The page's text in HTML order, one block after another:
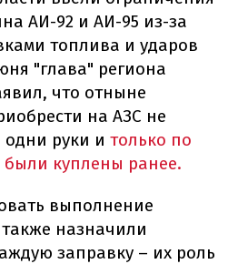
АИ-92 и АИ-95 из-за
топлива и ударов
"глава" региона
что отныне
на АЗС не
одни руки и только по
куплены ранее.
выполнение
назначили
заправку – их роль